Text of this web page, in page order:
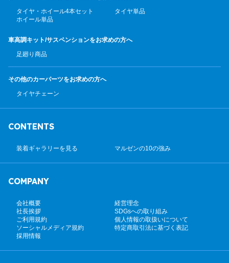
タイヤ・ホイール4本セット
タイヤ単品
ホイール単品
車高調キット/サスペンションをお求めの方へ
足廻り商品
その他のカーパーツをお求めの方へ
タイヤチェーン
CONTENTS
装着ギャラリーを見る マルゼンの10の強み
COMPANY
会社概要
経営理念
社長挨拶
SDGsへの取り組み
ご利用規約
個人情報の取扱いについて
ソーシャルメディア規約
特定商取引法に基づく表記
採用情報